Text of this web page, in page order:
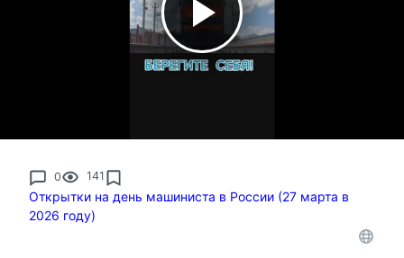
0 141
Открытки на день машиниста в России (27 марта в
2026 году)